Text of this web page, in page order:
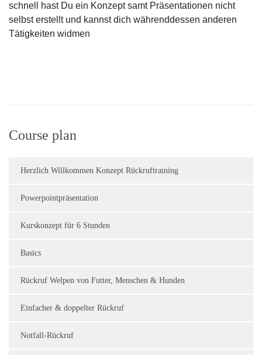
schnell hast Du ein Konzept samt Präsentationen nicht
selbst erstellt und kannst dich währenddessen anderen
Tätigkeiten widmen
Course plan
Herzlich Willkommen Konzept Rückruftraining
Powerpointpräsentation
Kurskonzept für 6 Stunden
Basics
Rückruf Welpen von Futter, Menschen & Hunden
Einfacher & doppelter Rückruf
Notfall-Rückruf